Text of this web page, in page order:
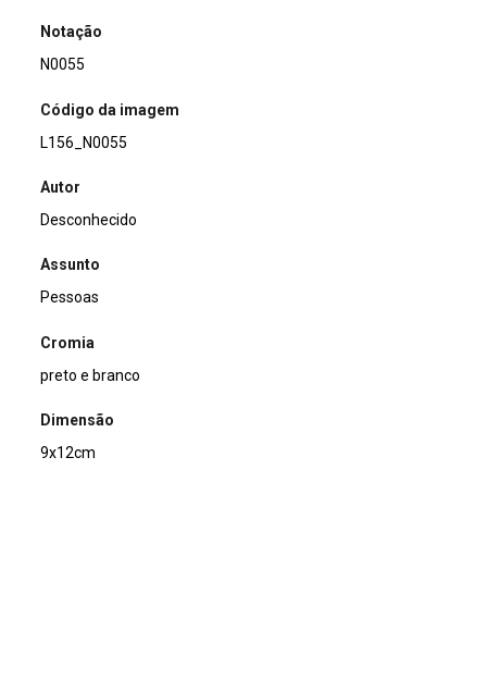
Notação
N0055
Código da imagem
L156_N0055
Autor
Desconhecido
Assunto
Pessoas
Cromia
preto e branco
Dimensão
9x12cm